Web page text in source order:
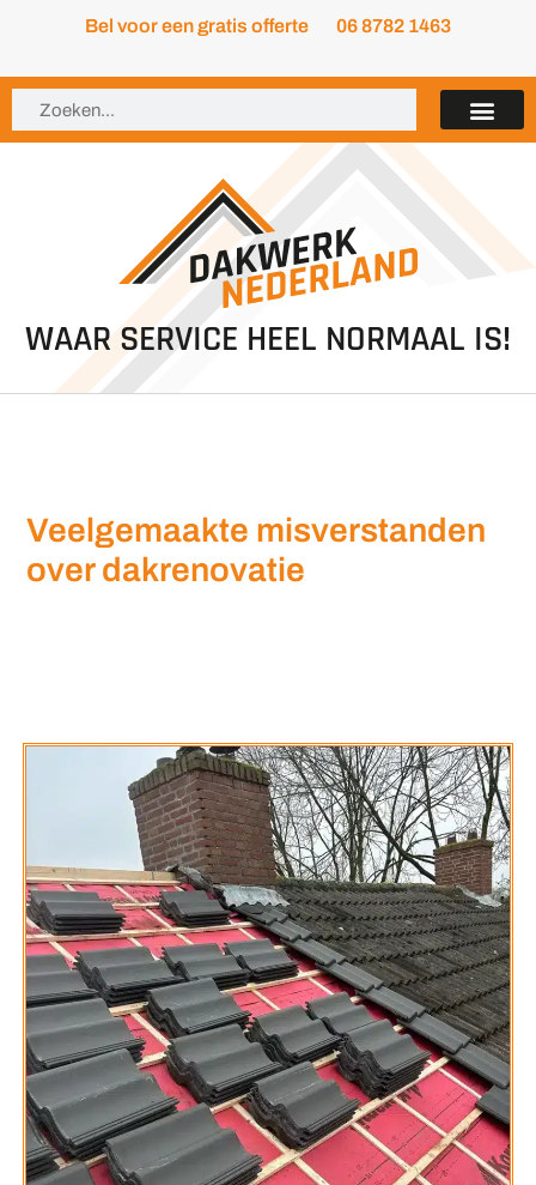
Bel voor een gratis offerte 06 8782 1463
WAAR SERVICE HEEL NORMAAL IS!
Veelgemaakte misverstanden
over dakrenovatie